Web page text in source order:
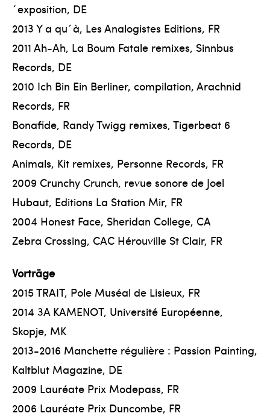
´exposition, DE
2013 Y a qu´à, Les Analogistes Editions, FR
2011 Ah-Ah, La Boum Fatale remixes, Sinnbus
Records, DE
2010 Ich Bin Ein Berliner, compilation, Arachnid
Records, FR
Bonafide, Randy Twigg remixes, Tigerbeat 6
Records, DE
Animals, Kit remixes, Personne Records, FR
2009 Crunchy Crunch, revue sonore de Joel
Hubaut, Editions La Station Mir, FR
2004 Honest Face, Sheridan College, CA
Zebra Crossing, CAC Hérouville St Clair, FR
Vorträge
2015 TRAIT, Pole Muséal de Lisieux, FR
2014 3A KAMENOT, Université Européenne,
Skopje, MK
2013-2016 Manchette régulière : Passion Painting,
Kaltblut Magazine, DE
2009 Lauréate Prix Modepass, FR
2006 Lauréate Prix Duncombe, FR